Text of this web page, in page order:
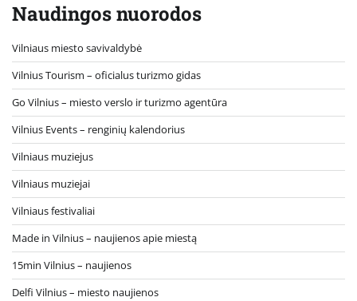
Naudingos nuorodos
Vilniaus miesto savivaldybė
Vilnius Tourism – oficialus turizmo gidas
Go Vilnius – miesto verslo ir turizmo agentūra
Vilnius Events – renginių kalendorius
Vilniaus muziejus
Vilniaus muziejai
Vilniaus festivaliai
Made in Vilnius – naujienos apie miestą
15min Vilnius – naujienos
Delfi Vilnius – miesto naujienos